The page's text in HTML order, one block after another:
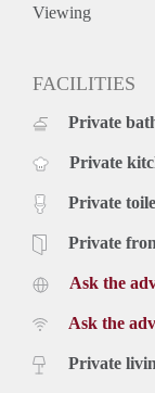
Viewing
FACILITIES
Private
Private
Private
Private
Ask the
Ask the
Private